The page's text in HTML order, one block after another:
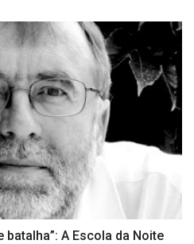
batalha”: A Escola da Noite